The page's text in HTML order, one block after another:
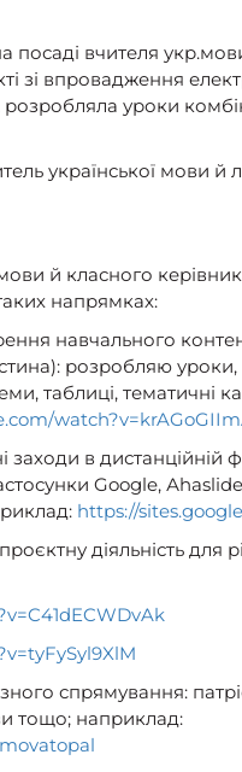
посаді вчителя
зі впровадження
уроки
української мови й
й класного
напрямках:
навчального
розробляю
таблиці, тематичні
в дистанційній
Google,
https://
діяльність для
спрямування:
тощо; наприклад: